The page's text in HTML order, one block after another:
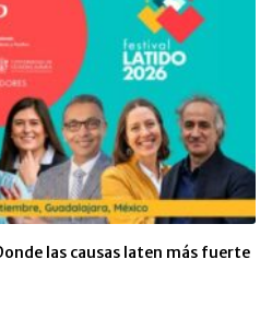
las causas laten más fuerte